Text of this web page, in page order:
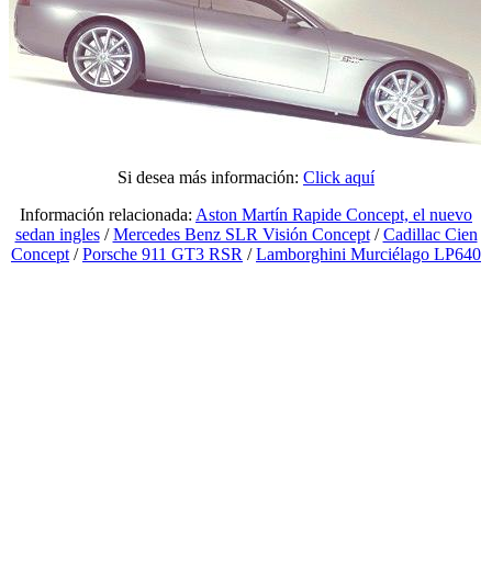
Si desea más información: Click aquí
Información relacionada: Aston Martín Rapide Concept, el nuevo
sedan ingles/Mercedes Benz SLR Visión Concept/Cadillac Cien
Concept /Porsche 911 GT3 RSR /Lamborghini Murciélago LP640